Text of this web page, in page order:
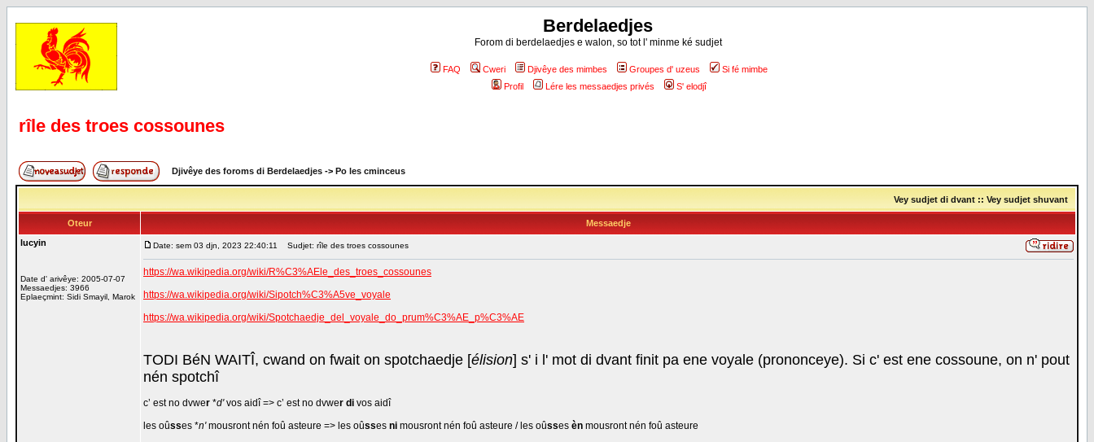
Berdelaedjes
Forom di berdelaedjes e walon, so tot l' minme ké sudjet
FAQ Cweri Djivêye des mimbes Groupes d' uzeus
Si fé mimbe
Profil
Lére les messaedjes privés S' elodjî
rîle des troes cossounes
Djivêye des foroms di Berdelaedjes -> Po les cminceus
Vey sudjet di dvant :: Vey sudjet shuvant
Oteur
Messaedje
lucyin
Date d' arivêye: 2005-07-07
Messaedjes: 3966
Eplaeçmint: Sidi Smayil, Marok
Date: sem 03 djn, 2023 22:40:11 Sudjet: rîle des troes cossounes
https://wa.wikipedia.org/wiki/R%C3%AEle_des_troes_cossounes
https://wa.wikipedia.org/wiki/Sipotch%C3%A5ve_voyale
https://wa.wikipedia.org/wiki/Spotchaedje_del_voyale_do_prum%C3%AE_p%C3%AE
TODI BéN WAITÎ, cwand on fwait on spotchaedje [élision] s' i l' mot di dvant finit pa ene voyale (prononceye). Si c' est ene cossoune, on n' pout
nén spotchî
c’ est no dvwer *d'vos aidî => c’ est no dvwer di vos aidî
les oûsses *n'mousront nén foû asteure => les oûsses ni mousront nén foû asteure / les oûsses èn mousront nén foû asteure